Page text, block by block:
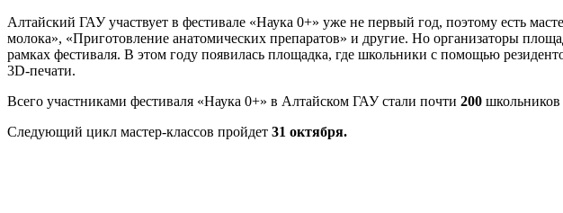
Алтайский ГАУ участвует в фестивале «Наука 0+» уже не первый год, поэтому есть
молока», «Приготовление анатомических препаратов» и другие. Но организаторы
рамках фестиваля. В этом году появилась площадка, где школьники с помощью
3D-печати.
Всего участниками фестиваля «Наука 0+» в Алтайском ГАУ стали почти 200 школьников
Следующий цикл мастер-классов пройдет 31 октября.